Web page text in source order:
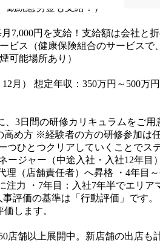
続慰労金も支給！）
7,000円を支給！支給額は会社と
ービス（健康保険組合のサービス
可能場所あり）
月） 想定年収：350万円～500万円
3日間の研修カリキュラムをご用
高め方 ※経験者の方の研修参加は
つひとつクリアしていくことで
ージャー（中途入社・入社12年目）
理（店舗責任者）へ昇格
・4年目
注力
・7年目：入社7年半でエリア
事評価の基準は「行動評価」です。
します。
店舗以上展開中。新店舗の出店も